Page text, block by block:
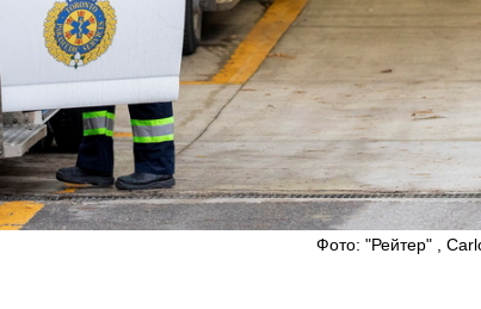
Фото: "Рейтер" ,